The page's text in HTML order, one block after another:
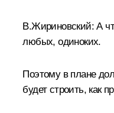
В.Жириновский: А
любых, одиноких.
Поэтому в плане
будет строить, как